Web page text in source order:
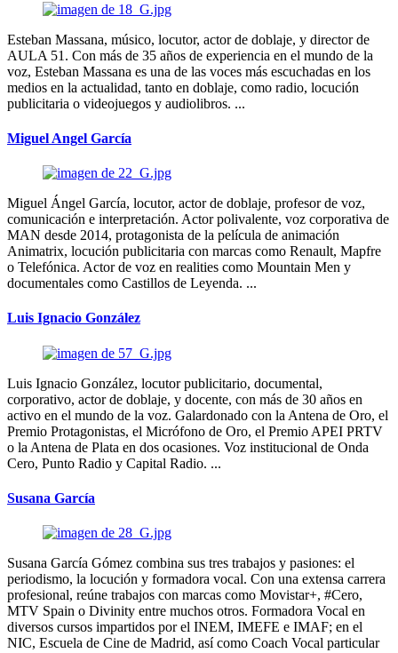
Esteban Massana, músico, locutor, actor de doblaje, y director de
AULA 51. Con más de 35 años de experiencia en el mundo de la
voz, Esteban Massana es una de las voces más escuchadas en los
medios en la actualidad, tanto en doblaje, como radio, locución
publicitaria o videojuegos y audiolibros. ...
Miguel Angel García
Miguel Ángel García, locutor, actor de doblaje, profesor de voz,
comunicación e interpretación. Actor polivalente, voz corporativa de
MAN desde 2014, protagonista de la película de animación
Animatrix, locución publicitaria con marcas como Renault, Mapfre
o Telefónica. Actor de voz en realities como Mountain Men y
documentales como Castillos de Leyenda. ...
Luis Ignacio González
Luis Ignacio González, locutor publicitario, documental,
corporativo, actor de doblaje, y docente, con más de 30 años en
activo en el mundo de la voz. Galardonado con la Antena de Oro, el
Premio Protagonistas, el Micrófono de Oro, el Premio APEI PRTV
o la Antena de Plata en dos ocasiones. Voz institucional de Onda
Cero, Punto Radio y Capital Radio. ...
Susana García
Susana García Gómez combina sus tres trabajos y pasiones: el
periodismo, la locución y formadora vocal. Con una extensa carrera
profesional, reúne trabajos con marcas como Movistar+, #Cero,
MTV Spain o Divinity entre muchos otros. Formadora Vocal en
diversos cursos impartidos por el INEM, IMEFE e IMAF; en el
NIC, Escuela de Cine de Madrid, así como Coach Vocal particular